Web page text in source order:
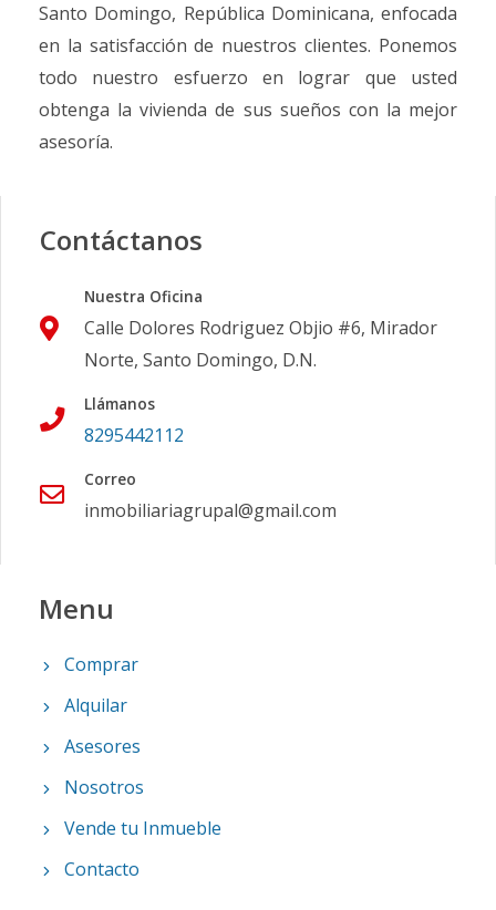
Santo Domingo, República Dominicana, enfocada
en la satisfacción de nuestros clientes. Ponemos
todo nuestro esfuerzo en lograr que usted
obtenga la vivienda de sus sueños con la mejor
asesoría.
Contáctanos
Nuestra Oficina
Calle Dolores Rodriguez Objio #6, Mirador
Norte, Santo Domingo, D.N.
Llámanos
8295442112
Correo
inmobiliariagrupal@gmail.com
Menu
Comprar
Alquilar
Asesores
Nosotros
Vende tu Inmueble
Contacto